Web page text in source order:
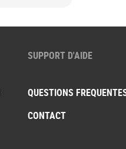
SUPPORT D'AIDE
QUESTIONS
CONTACT